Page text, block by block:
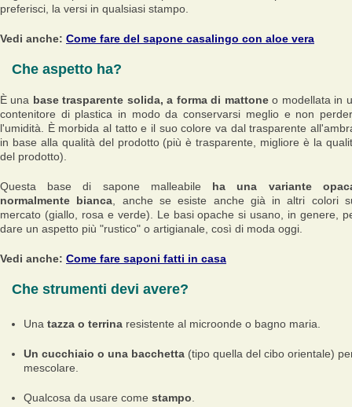
preferisci, la versi in qualsiasi stampo.
Vedi anche: Come fare del sapone casalingo con aloe vera
Che aspetto ha?
È una base trasparente solida, a forma di mattone o modellata in
contenitore di plastica in modo da conservarsi meglio e non
l'umidità. È morbida al tatto e il suo colore va dal trasparente
in base alla qualità del prodotto (più è trasparente, migliore è la
del prodotto).
Questa base di sapone malleabile ha una variante
normalmente bianca , anche se esiste anche già in altri colori
mercato (giallo, rosa e verde). Le basi opache si usano, in genere,
dare un aspetto più "rustico" o artigianale, così di moda oggi.
Vedi anche: Come fare saponi fatti in casa
Che strumenti devi avere?
Una tazza o terrina resistente al microonde o bagno maria.
Un cucchiaio o una bacchetta (tipo quella del cibo orientale)
mescolare.
Qualcosa da usare come stampo